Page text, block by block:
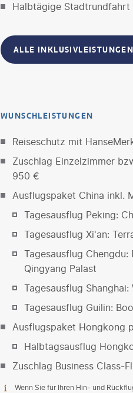
Halbtägige Stadtrundfahrt
ALLE INKLUSIVLEISTUNGEN
WUNSCHLEISTUNGEN
Reiseschutz mit
Zuschlag Einzelzimmer
950 €
Ausflugspaket China inkl.
Tagesausflug Peking:
Tagesausflug Xi'an:
Tagesausflug
Qingyang Palast
Tagesausflug
Tagesausflug Guilin:
Ausflugspaket Hongkong
Halbtagsausflug
Zuschlag Business Class-
Wenn Sie für Ihren Hin- und